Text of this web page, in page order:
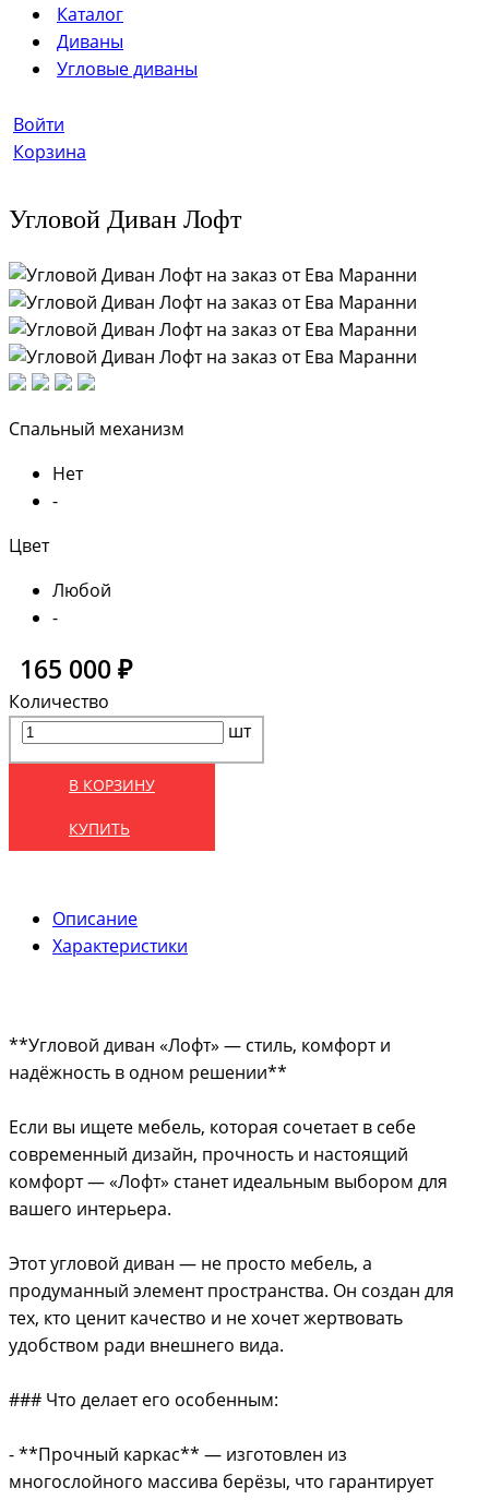
Каталог
Диваны
Угловые диваны
Войти
Корзина
Угловой Диван Лофт
Спальный механизм
Нет
-
Цвет
Любой
-
165 000 ₽
Количество
шт
В КОРЗИНУ
КУПИТЬ
Описание
Характеристики
**Угловой диван «Лофт» — стиль, комфорт и
надёжность в одном решении**
Если вы ищете мебель, которая сочетает в себе
современный дизайн, прочность и настоящий
комфорт — «Лофт» станет идеальным выбором для
вашего интерьера.
Этот угловой диван — не просто мебель, а
продуманный элемент пространства. Он создан для
тех, кто ценит качество и не хочет жертвовать
удобством ради внешнего вида.
### Что делает его особенным:
- **Прочный каркас** — изготовлен из
многослойного массива берёзы, что гарантирует